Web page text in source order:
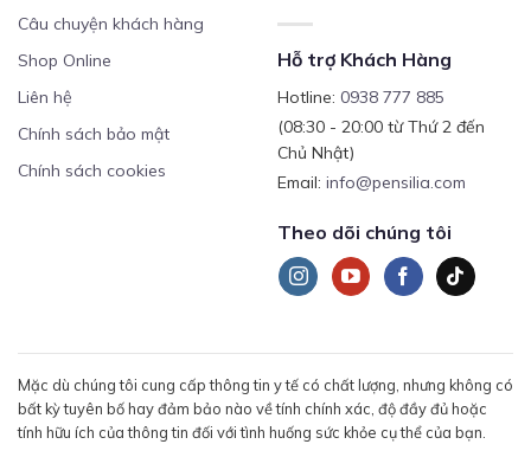
Câu chuyện khách hàng
Shop Online
Liên hệ
Chính sách bảo mật
Chính sách cookies
Hỗ trợ Khách Hàng
Hotline: 0938 777 885
(08:30 - 20:00 từ Thứ 2 đến
Chủ Nhật)
Email: info@pensilia.com
Theo dõi chúng tôi
Mặc dù chúng tôi cung cấp thông tin y tế có chất lượng, nhưng không có
bất kỳ tuyên bố hay đảm bảo nào về tính chính xác, độ đầy đủ hoặc
tính hữu ích của thông tin đối với tình huống sức khỏe cụ thể của bạn.